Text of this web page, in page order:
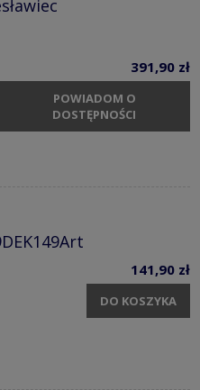
391,90 zł
POWIADOM O
DOSTĘPNOŚCI
141,90 zł
DO KOSZYKA